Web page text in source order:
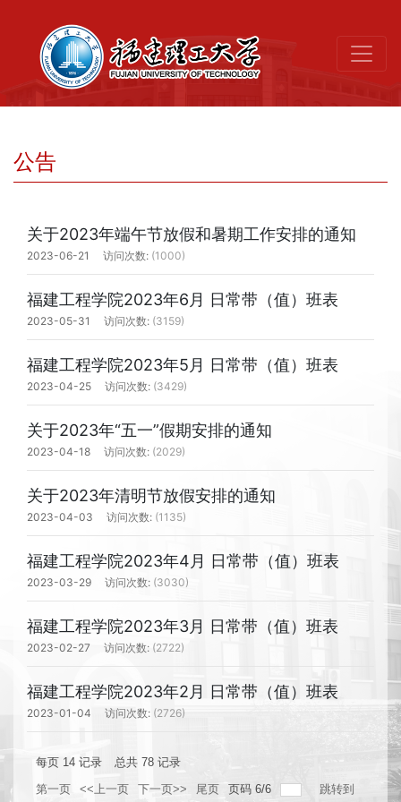
公告
关于2023年端午节放假和暑期工作安排的通知
2023-06-21 (1000)
福建工程学院2023年6月 日常带（值）班表
2023-05-31 (3159)
福建工程学院2023年5月 日常带（值）班表
2023-04-25 (3429)
关于2023年“五一”假期安排的通知
2023-04-18 (2029)
关于2023年清明节放假安排的通知
2023-04-03 (1135)
福建工程学院2023年4月 日常带（值）班表
2023-03-29 (3030)
福建工程学院2023年3月 日常带（值）班表
2023-02-27 (2722)
福建工程学院2023年2月 日常带（值）班表
2023-01-04 (2726)
每页 14 记录 总共 78 记录
第一页
<<上一页 下一页>> 尾页 页码 6/6 跳转到